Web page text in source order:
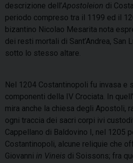
descrizione dell’Apostoleion di
periodo compreso tra il 1199 ed il
bizantino Nicolao Mesarita nota
dei resti mortali di Sant’Andrea, San
sotto lo stesso altare.
Nel 1204 Costantinopoli fu invasa e
componenti della IV Crociata. In
mira anche la chiesa degli Apostoli,
ogni traccia dei sacri corpi ivi
Cappellano di Baldovino I, nel 1205
Costantinopoli, alcune reliquie che
Giovanni in Vineis di Soissons; fra